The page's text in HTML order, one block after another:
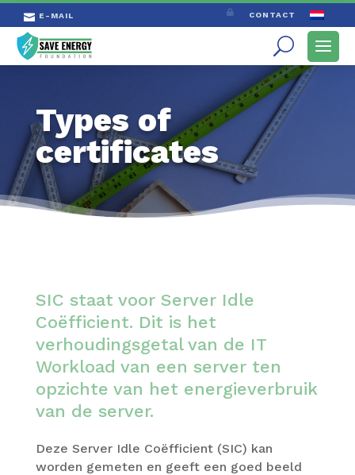
 E-MAIL  CONTACT
Types of
certificates
SIC staat voor Server Idle
Coëfficient. Dit is het
verhoudings­getal van de IT
Workload van een server ten
opzichte van het energie­verbruik
van de server.
Deze Server Idle Coëf­fi­cient (SIC) kan
worden gemeten en geeft een goed beeld